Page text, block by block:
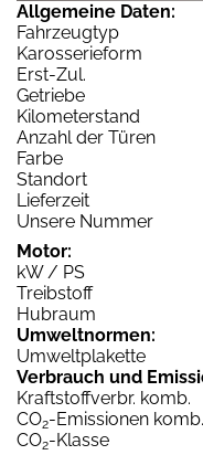
Allgemeine Daten:
Fahrzeugtyp
Karosserieform
Erst-Zul.
Getriebe
Kilometerstand
Anzahl der Türen
Farbe
Standort
Lieferzeit
Unsere Nummer
Motor:
kW / PS
Treibstoff
Hubraum
Umweltnormen:
Umweltplakette
Verbrauch und
Kraftstoffverbr. komb.
CO2-Emissionen komb.
CO2-Klasse